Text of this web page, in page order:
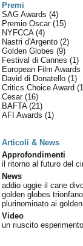
Premi
SAG Awards (4)
Premio Oscar (15)
NYFCCA (4)
Nastri d'Argento (2)
Golden Globes (9)
Festival di Cannes (1)
European Film Awards
David di Donatello (1)
Critics Choice Award
Cesar (16)
BAFTA (21)
AFI Awards (1)
Articoli & News
Approfondimenti
il ritorno al futuro del
News
addio uggie il cane
golden globes
plurinominato ai
Video
un riuscito